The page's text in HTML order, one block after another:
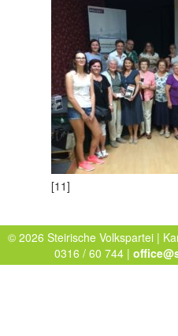
[11]
© 2026 Steirische Volkspartei |
0316 / 60 744 |